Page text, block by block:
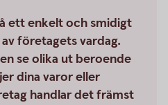
ett enkelt och smidigt
företagets vardag.
se olika ut beroende
dina varor eller
handlar det främst